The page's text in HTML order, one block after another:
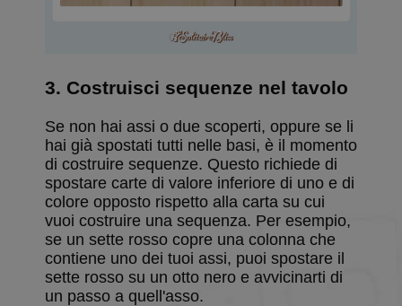
3. Costruisci sequenze nel tavolo
Se non hai assi o due scoperti, oppure se li
hai già spostati tutti nelle basi, è il momento
di costruire sequenze. Questo richiede di
spostare carte di valore inferiore di uno e di
colore opposto rispetto alla carta su cui
vuoi costruire una sequenza. Per esempio,
se un sette rosso copre una colonna che
contiene uno dei tuoi assi, puoi spostare il
sette rosso su un otto nero e avvicinarti di
un passo a quell'asso.